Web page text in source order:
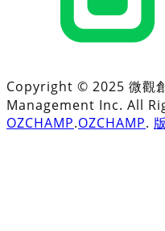
Copyright © 2025 微觀
Management Inc. All
OZCHAMP.OZCHAMP.